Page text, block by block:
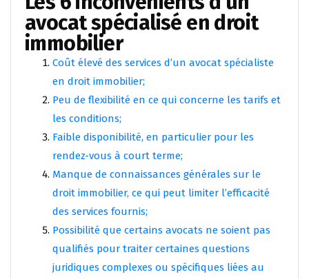
avocat spécialisé en droit
immobilier
Coût élevé des services d’un avocat spécialiste
en droit immobilier;
Peu de flexibilité en ce qui concerne les tarifs et
les conditions;
Faible disponibilité, en particulier pour les
rendez-vous à court terme;
Manque de connaissances générales sur le
droit immobilier, ce qui peut limiter l’efficacité
des services fournis;
Possibilité que certains avocats ne soient pas
qualifiés pour traiter certaines questions
juridiques complexes ou spécifiques liées au